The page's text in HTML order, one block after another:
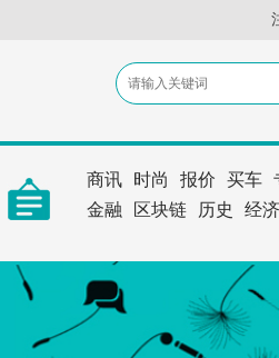
商讯 时尚 报价 买车
金融
区块链 历史 经济